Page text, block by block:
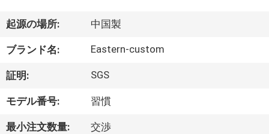
ダ
ク
ト
私
起源の場所: 中国製
ブランド名: Eastern-custom
証明: SGS
モデル番号: 習慣
最小注文数量: 交渉